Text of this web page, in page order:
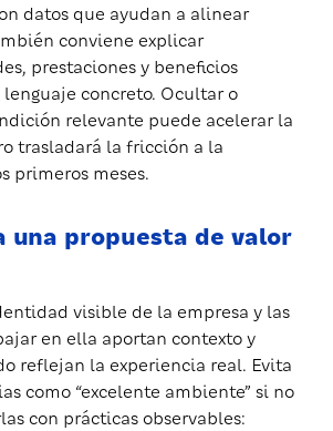
datos que ayudan a alinear
conviene explicar
prestaciones y beneficios
concreto. Ocultar o
relevante puede acelerar la
trasladará la fricción a la
primeros meses.
una propuesta de valor
visible de la empresa y las
en ella aportan contexto y
reflejan la experiencia real. Evita
como “excelente ambiente” si no
con prácticas observables: